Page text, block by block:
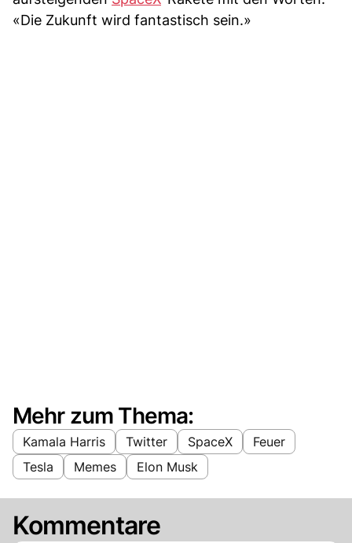
«Die Zukunft wird fantastisch sein.»
Mehr zum Thema:
Kamala Harris Twitter SpaceX
Feuer
Tesla
Memes Elon Musk
Kommentare